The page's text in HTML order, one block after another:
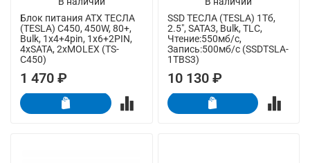
Блок питания ATX ТЕСЛА
(TESLA) C450, 450W, 80+,
Bulk, 1x4+4pin, 1x6+2PIN,
4xSATA, 2xMOLEX (TS-
C450)
1 470 ₽
SSD ТЕСЛА (TESLA) 1Тб,
2.5", SATA3, Bulk, TLC,
Чтение:550мб/с,
Запись:500мб/с (SSDTSLA-
1TBS3)
10 130 ₽